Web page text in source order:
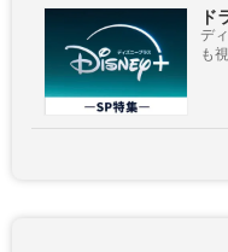
ド
デ
も